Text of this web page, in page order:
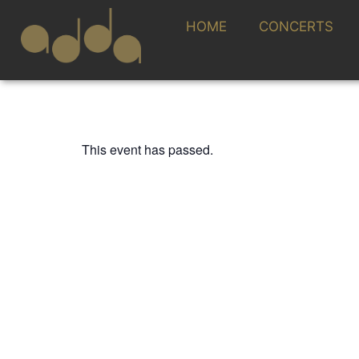
HOME CONCERTS
This event has passed.